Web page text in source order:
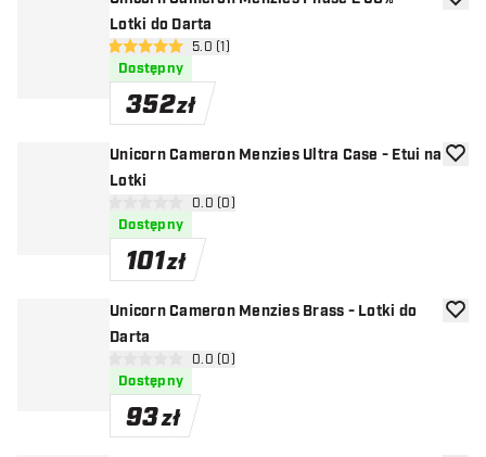
Lotki do Darta
otwórz panel recenzji
5 gwiazdki oceny
5.0 (1)
Dostępny
352zł
Unicorn Cameron Menzies Ultra Case - Etui na
Lotki
otwórz panel recenzji
0 gwiazdki oceny0.0 (0)
Dostępny
101zł
Unicorn Cameron Menzies Brass - Lotki do
Darta
otwórz panel recenzji
0 gwiazdki oceny0.0 (0)
Dostępny
93zł